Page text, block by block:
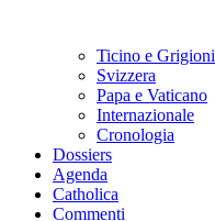
Ticino e
Svizzera
Papa e Vaticano
Internazionale
Cronologia
Dossiers
Agenda
Catholica
Commenti